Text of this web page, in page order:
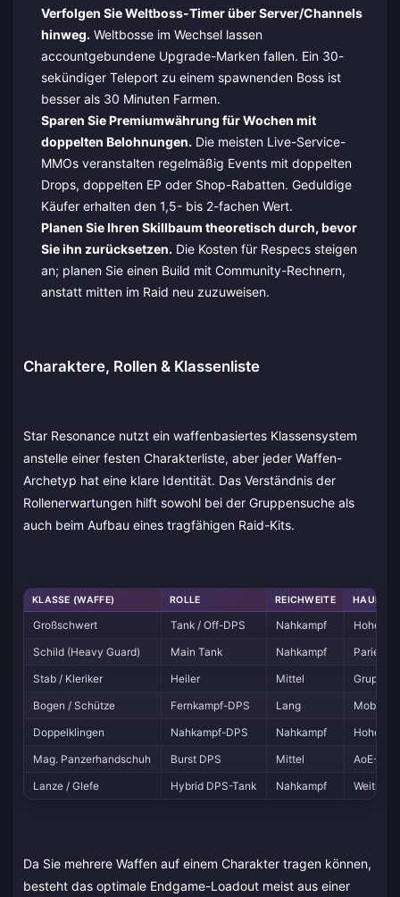
Verfolgen Sie Weltboss-Timer über Server/Channels
hinweg. Weltbosse im Wechsel lassen
accountgebundene Upgrade-Marken fallen. Ein 30-
sekündiger Teleport zu einem spawnenden Boss ist
besser als 30 Minuten Farmen.
Sparen Sie Premiumwährung für Wochen mit
doppelten Belohnungen. Die meisten Live-Service-
MMOs veranstalten regelmäßig Events mit doppelten
Drops, doppelten EP oder Shop-Rabatten. Geduldige
Käufer erhalten den 1,5- bis 2-fachen Wert.
Planen Sie Ihren Skillbaum theoretisch durch, bevor
Sie ihn zurücksetzen. Die Kosten für Respecs steigen
an; planen Sie einen Build mit Community-Rechnern,
anstatt mitten im Raid neu zuzuweisen.
Charaktere, Rollen & Klassenliste
Star Resonance nutzt ein waffenbasiertes Klassensystem
anstelle einer festen Charakterliste, aber jeder Waffen-
Archetyp hat eine klare Identität. Das Verständnis der
Rollenerwartungen hilft sowohl bei der Gruppensuche als
auch beim Aufbau eines tragfähigen Raid-Kits.
KLASSE (WAFFE) ROLLE REICHWEITE
Großschwert Tank / Off-DPS Nahkampf
Hohe
Schild (Heavy Guard)
Main Tank Nahkampf
Stab / Kleriker
Heiler Mittel
Bogen / Schütze
Fernkampf-DPS Lang
Doppelklingen
Nahkampf-DPS Nahkampf
Hohe
Mag. Panzerhandschuh
Burst DPS Mittel
AoE-
Lanze / Glefe
Hybrid DPS-Tank Nahkampf
Da Sie mehrere Waffen auf einem Charakter tragen können,
besteht das optimale Endgame-Loadout meist aus einer